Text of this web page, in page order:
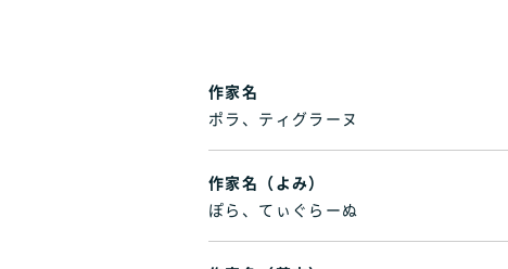
作家名
ポラ、ティグラーヌ
作家名（よみ）
ぽら、てぃぐらーぬ